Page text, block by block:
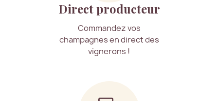
Direct producteur
Commandez vos
champagnes en direct des
vignerons !